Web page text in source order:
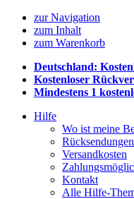
zur Navigation
zum Inhalt
zum Warenkorb
Deutschland:
Kostenloser
Mindestens 1
Hilfe
Wo ist meine
Rücksendungen
Versandkosten
Kontakt
Alle Hilfe-